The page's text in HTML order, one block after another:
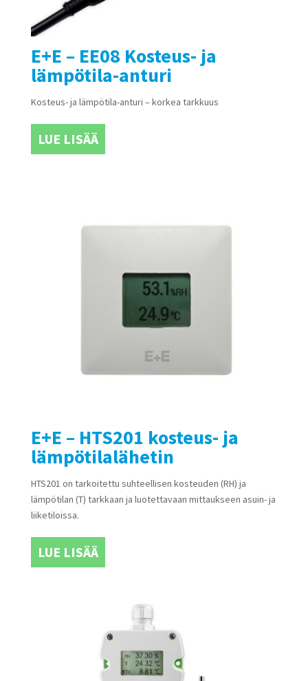
E+E – EE08 Kosteus- ja
lämpötila-anturi
Kosteus- ja lämpötila-anturi – korkea tarkkuus
LUE LISÄÄ
E+E – HTS201 kosteus- ja
lämpötilalähetin
HTS201 on tarkoitettu suhteellisen kosteuden (RH) ja
lämpötilan (T) tarkkaan ja luotettavaan mittaukseen asuin- ja
liiketiloissa.
LUE LISÄÄ